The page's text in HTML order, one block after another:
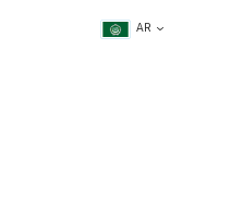
AR